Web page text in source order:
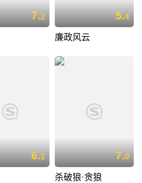
7.2 5.4
廉政风云
6.1 7.0
杀破狼·贪狼